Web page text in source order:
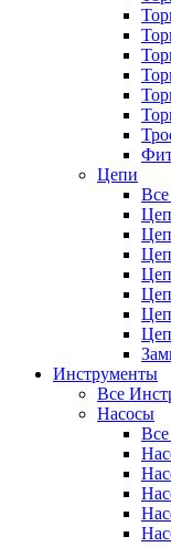
Цепи
Инструменты
Все
Насосы